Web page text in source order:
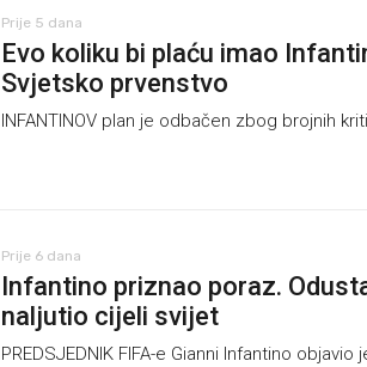
Prije 5 dana
Evo koliku bi plaću imao
Svjetsko prvenstvo
INFANTINOV plan je odbačen zbog brojnih
Prije 6 dana
Infantino priznao poraz.
naljutio cijeli svijet
PREDSJEDNIK FIFA-e Gianni Infantino